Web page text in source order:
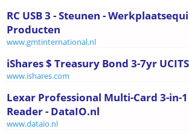
RC USB 3 - Steunen -
Producten
www.gmtinternational.nl
iShares $ Treasury Bond 3-7yr
www.ishares.com
Lexar Professional Multi-Card 3-in-1
Reader - DataIO.nl
www.dataio.nl